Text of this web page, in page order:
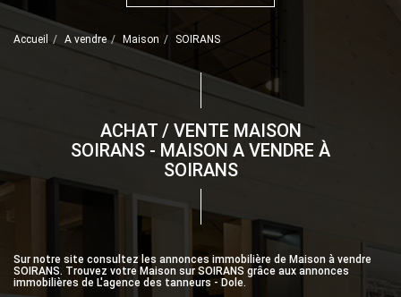
Accueil A vendre Maison SOIRANS
ACHAT / VENTE MAISON
SOIRANS - MAISON A VENDRE À
SOIRANS
Sur notre site consultez les annonces immobilière de Maison à vendre
SOIRANS. Trouvez votre Maison sur SOIRANS grâce aux annonces
immobilières de L'agence des tanneurs - Dole.